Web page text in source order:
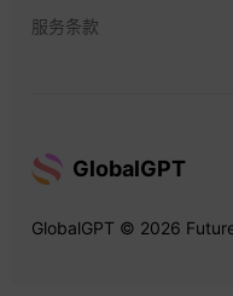
服务条款
GlobalGPT
GlobalGPT © 2026